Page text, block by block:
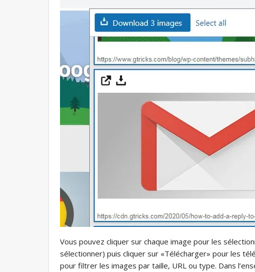
Vous pouvez cliquer sur chaque image pour les
sélectionner) puis cliquer sur «Télécharger» pour les
pour filtrer les images par taille, URL ou type. Dans